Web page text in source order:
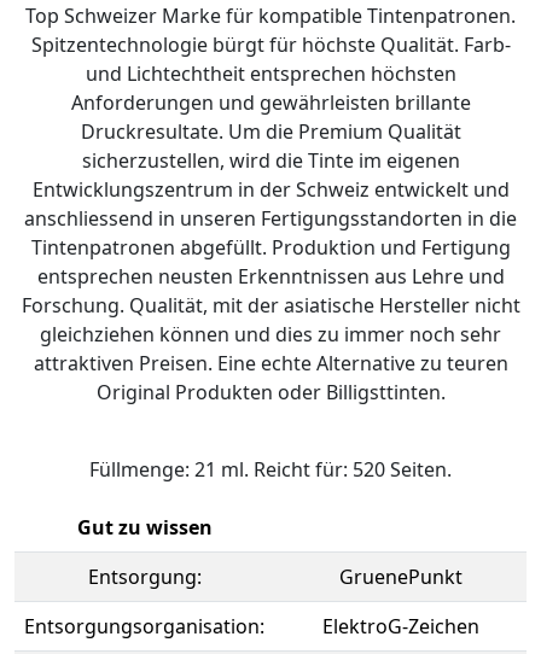
Top Schweizer Marke für kompatible Tintenpatronen.
Spitzentechnologie bürgt für höchste Qualität. Farb-
und Lichtechtheit entsprechen höchsten
Anforderungen und gewährleisten brillante
Druckresultate. Um die Premium Qualität
sicherzustellen, wird die Tinte im eigenen
Entwicklungszentrum in der Schweiz entwickelt und
anschliessend in unseren Fertigungsstandorten in die
Tintenpatronen abgefüllt. Produktion und Fertigung
entsprechen neusten Erkenntnissen aus Lehre und
Forschung. Qualität, mit der asiatische Hersteller nicht
gleichziehen können und dies zu immer noch sehr
attraktiven Preisen. Eine echte Alternative zu teuren
Original Produkten oder Billigsttinten.
Füllmenge: 21 ml. Reicht für: 520 Seiten.
Gut zu wissen
Entsorgung:
GruenePunkt
Entsorgungsorganisation:
ElektroG-Zeichen